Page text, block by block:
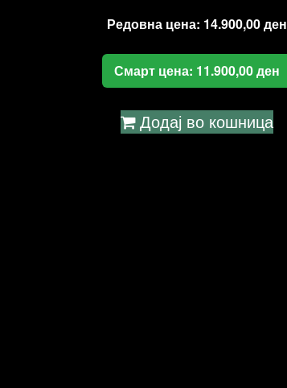
Редовна цена: 14.900,00ден
Смарт цена: 11.900,00ден
Додај во кошница